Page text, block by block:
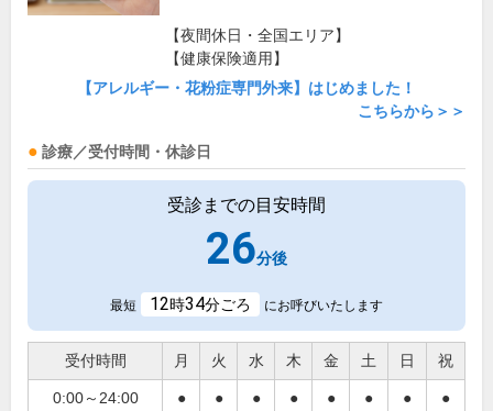
【夜間休日・全国エリア】
【健康保険適用】
【アレルギー・花粉症専門外来】はじめました！
こちらから＞＞
診療／受付時間・休診日
受診までの目安時間
26分後
最短 12時34分ごろ にお呼びいたします
受付時間 月 火 水 木 金 土 日 祝
0:00～24:00 ● ● ● ● ● ● ● ●